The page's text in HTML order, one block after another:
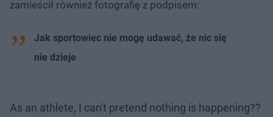
zamieścił również fotografię z podpisem:
Jak sportowiec nie mogę udawać, że nic się
nie dzieje
As an athlete, I can't pretend nothing is happening??